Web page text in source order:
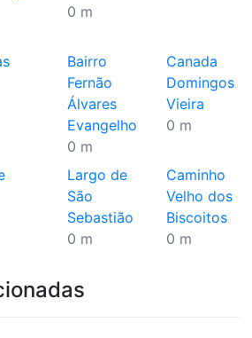
0 m
Bairro
Fernão
Álvares
Evangelho
0 m
Canada
Domingos
Vieira
0 m
Largo de
São
Sebastião
0 m
Caminho
Velho dos
Biscoitos
0 m